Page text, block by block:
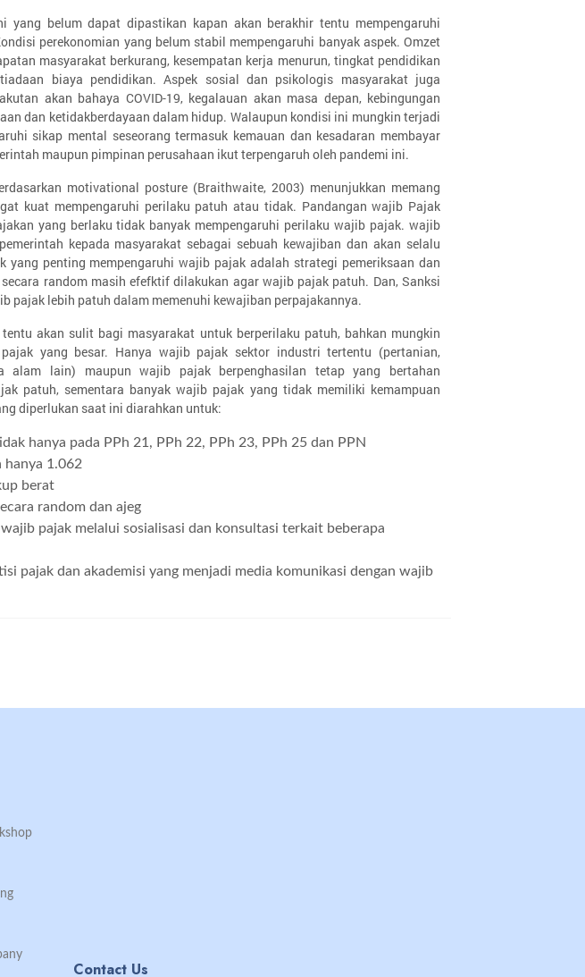
yang belum dapat dipastikan kapan akan berakhir tentu mempengaruhi
perekonomian yang belum stabil mempengaruhi banyak aspek. Omzet
masyarakat berkurang, kesempatan kerja menurun, tingkat pendidikan
biaya pendidikan. Aspek sosial dan psikologis masyarakat juga
akan bahaya COVID-19, kegalauan akan masa depan, kebingungan
dan ketidakberdayaan dalam hidup. Walaupun kondisi ini mungkin terjadi
sikap mental seseorang termasuk kemauan dan kesadaran membayar
maupun pimpinan perusahaan ikut terpengaruh oleh pandemi ini.
motivational posture (Braithwaite, 2003) menunjukkan memang
kuat mempengaruhi perilaku patuh atau tidak. Pandangan wajib Pajak
yang berlaku tidak banyak mempengaruhi perilaku wajib pajak. wajib
kepada masyarakat sebagai sebuah kewajiban dan akan selalu
yang penting mempengaruhi wajib pajak adalah strategi pemeriksaan dan
random masih efefktif dilakukan agar wajib pajak patuh. Dan, Sanksi
pajak lebih patuh dalam memenuhi kewajiban perpajakannya.
akan sulit bagi masyarakat untuk berperilaku patuh, bahkan mungkin
yang besar. Hanya wajib pajak sektor industri tertentu (pertanian,
alam lain) maupun wajib pajak berpenghasilan tetap yang bertahan
patuh, sementara banyak wajib pajak yang tidak memiliki kemampuan
diperlukan saat ini diarahkan untuk:
hanya pada PPh 21, PPh 22, PPh 23, PPh 25 dan PPN
hanya 1.062
berat
random dan ajeg
pajak melalui sosialisasi dan konsultasi terkait beberapa
pajak dan akademisi yang menjadi media komunikasi dengan wajib
Contact Us